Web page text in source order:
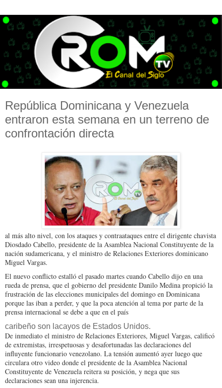
República Dominicana y Venezuela
entraron esta semana en un terreno de
confrontación directa
al más alto nivel, con los ataques y contraataques entre el dirigente chavista
Diosdado Cabello, presidente de la Asamblea Nacional Constituyente de la
nación sudamericana, y el ministro de Relaciones Exteriores dominicano
Miguel Vargas.
El nuevo conflicto estalló el pasado martes cuando Cabello dijo en una
rueda de prensa, que el gobierno del presidente Danilo Medina propició la
frustración de las elecciones municipales del domingo en Dominicana
porque las iban a perder, y que la poca atención al tema por parte de la
prensa internacional se debe a que en el país
caribeño son lacayos de Estados Unidos.
De inmediato el ministro de Relaciones Exteriores, Miguel Vargas, calificó
de extremistas, irrespetuosas y desafortunadas las declaraciones del
influyente funcionario venezolano. La tensión aumentó ayer luego que
circulara otro video donde el presidente de la Asamblea Nacional
Constituyente de Venezuela reitera su posición, y nega que sus
declaraciones sean una injerencia.